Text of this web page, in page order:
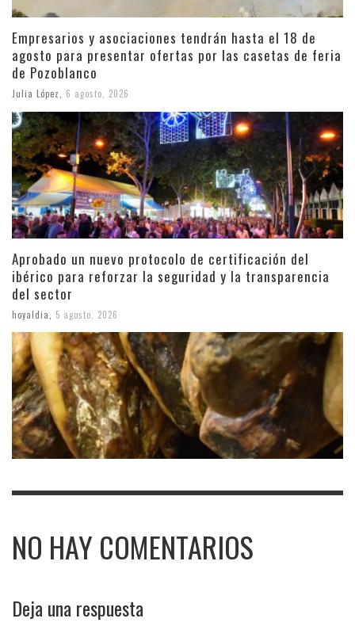
Empresarios y asociaciones tendrán hasta el 18 de
agosto para presentar ofertas por las casetas de feria
de Pozoblanco
Julia López 6 agosto, 2026
Aprobado un nuevo protocolo de certificación del
ibérico para reforzar la seguridad y la transparencia
del sector
hoyaldia 5 agosto, 2026
NO HAY COMENTARIOS
Deja una respuesta